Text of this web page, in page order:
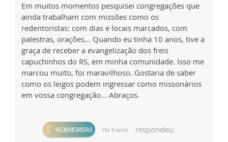
Em muitos momentos pesquisei congregações que
ainda trabalham com missões como os
redentoristas: com dias e locais marcados, com
palestras, orações... Quando eu tinha 10 anos, tive a
graça de receber a evangelização dos freis
capuchinhos do RS, em minha comunidade. Isso me
marcou muito, foi maravilhoso. Gostaria de saber
como os leigos podem ingressar como missonários
em vossa congregação... Abraços.
Há 9 anos
respondeu: